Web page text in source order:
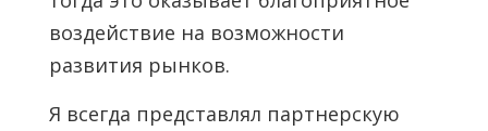
воздействие на возможности
развития рынков.
Я всегда представлял партнерскую